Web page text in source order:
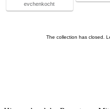
evchenkocht
The collection has closed.